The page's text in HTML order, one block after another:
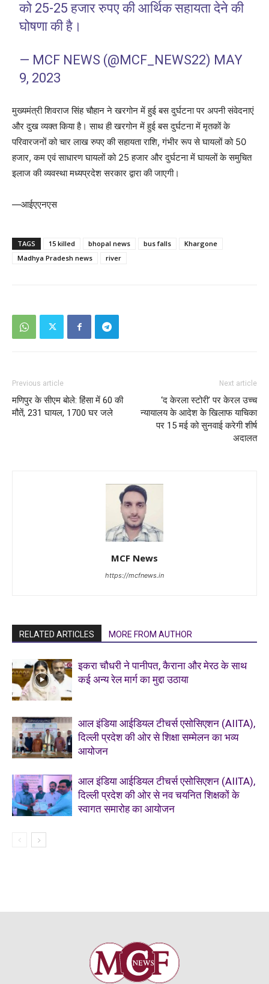
को 25-25 हजार रुपए की आर्थिक सहायता देने की
घोषणा की है।
— MCF NEWS (@MCF_NEWS22) MAY
9, 2023
मुख्यमंत्री शिवराज सिंह चौहान ने खरगोन में हुई बस दुर्घटना पर अपनी संवेदनाएं
और दुख व्यक्त किया है। साथ ही खरगोन में हुई बस दुर्घटना में मृतकों के
परिवारजनों को चार लाख रुपए की सहायता राशि, गंभीर रूप से घायलों को 50
हजार, कम एवं साधारण घायलों को 25 हजार और दुर्घटना में घायलों के समुचित
इलाज की व्यवस्था मध्यप्रदेश सरकार द्वारा की जाएगी।
—आईएएनएस
TAGS 15 killed bhopal news bus falls
Khargone
Madhya Pradesh news
river
Previous article
मणिपुर के सीएम बोले: हिंसा में 60 की
मौतें, 231 घायल, 1700 घर जले
Next article
‘द केरला स्टोरी’ पर केरल उच्च
न्यायालय के आदेश के खिलाफ याचिका
पर 15 मई को सुनवाई करेगी शीर्ष
अदालत
MCF News
https://mcfnews.in
RELATED ARTICLES MORE FROM AUTHOR
इकरा चौधरी ने पानीपत, कैराना और मेरठ के साथ
कई अन्य रेल मार्ग का मुद्दा उठाया
आल इंडिया आईडियल टीचर्स एसोसिएशन (AIITA),
दिल्ली प्रदेश की ओर से शिक्षा सम्मेलन का भव्य
आयोजन
आल इंडिया आईडियल टीचर्स एसोसिएशन (AIITA),
दिल्ली प्रदेश की ओर से नव चयनित शिक्षकों के
स्वागत समारोह का आयोजन